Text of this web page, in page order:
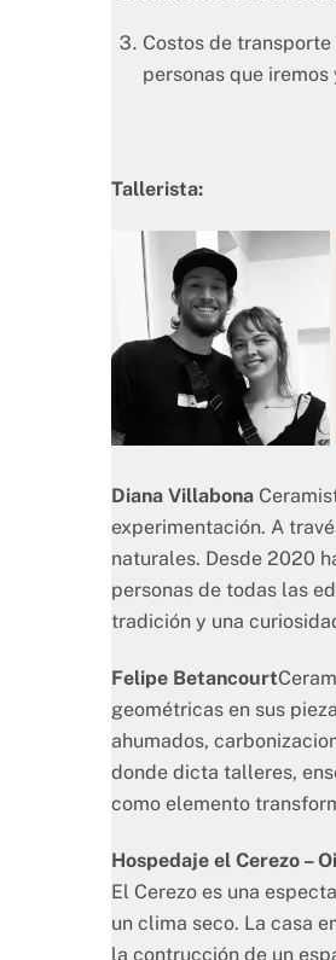
Costos de
personas que
Tallerista:
Diana Villabona
experimentación. A
naturales. Desde 2020
personas de todas las
tradición y una
Felipe Betancourt
geométricas en sus
ahumados,
donde dicta talleres,
como elemento
Hospedaje el Cerezo –
El Cerezo es una
un clima seco. La casa
la contrucción de un